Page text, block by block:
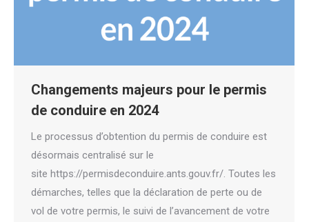
Changements majeurs pour le permis
de conduire en 2024
Le processus d’obtention du permis de conduire est
désormais centralisé sur le
site https://permisdeconduire.ants.gouv.fr/. Toutes les
démarches, telles que la déclaration de perte ou de
vol de votre permis, le suivi de l’avancement de votre